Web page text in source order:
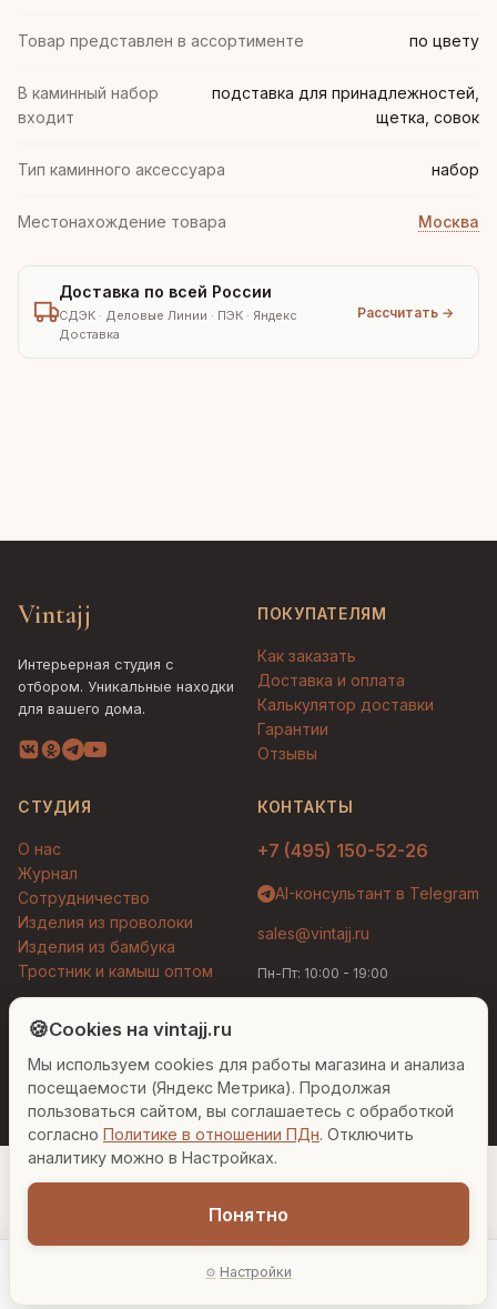
Товар представлен в ассортименте по цвету
В каминный набор
входит
подставка для принадлежностей,
щетка, совок
Тип каминного аксессуара набор
Местонахождение товара Москва
Доставка по всей России
СДЭК · Деловые Линии · ПЭК · Яндекс
Доставка
Рассчитать →
− 1
Vintajj
Интерьерная студия с
отбором. Уникальные находки
для вашего дома.
ПОКУПАТЕЛЯМ
Как заказать
Доставка и оплата
Калькулятор доставки
Гарантии
Отзывы
СТУДИЯ
О нас
Журнал
Сотрудничество
Изделия из проволоки
Изделия из бамбука
Тростник и камыш оптом
КОНТАКТЫ
+7 (495) 150-52-26
AI-консультант в Telegram
sales@vintajj.ru
Пн-Пт: 10:00 - 19:00
© 2026 Vintajj. Все права защищены.
Договор оферты
Политика конфиденциальности
Согласие на обработку ПДн
Настройки cookies
🍪Cookies на vintajj.ru
Мы используем cookies для работы магазина и анализа
посещаемости (Яндекс Метрика). Продолжая
пользоваться сайтом, вы соглашаетесь с обработкой
согласно Политике в отношении ПДн. Отключить
аналитику можно в Настройках.
Понятно
Настройки
Людмила
Привет! Я Людмила, ваш персональный
консультант по декору. Чем могу помочь?
Вазы для гостиной Подарок до 5000₽ Сочетание металлов